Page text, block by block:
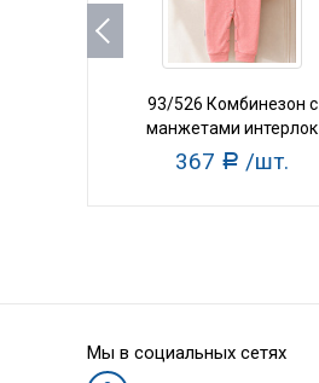
93/526 Комбинезон с
манжетами интерлок
367 Р /шт.
Мы в социальных сетях